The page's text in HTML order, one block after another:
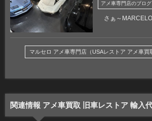
アメ車専門店のブログ
さぁ～MARCELO
マルセロ アメ車専門店（USAレストア アメ車
関連情報 アメ車買取 旧車レストア 輸入